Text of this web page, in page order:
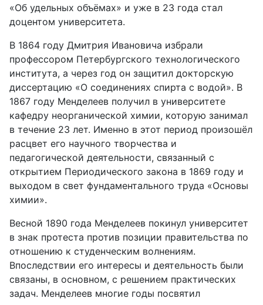
«Об удельных объёмах» и уже в 23 года стал
доцентом университета.
В 1864 году Дмитрия Ивановича избрали
профессором Петербургского технологического
института, а через год он защитил докторскую
диссертацию «О соединениях спирта с водой». В
1867 году Менделеев получил в университете
кафедру неорганической химии, которую занимал
в течение 23 лет. Именно в этот период произошёл
расцвет его научного творчества и
педагогической деятельности, связанный с
открытием Периодического закона в 1869 году и
выходом в свет фундаментального труда «Основы
химии».
Весной 1890 года Менделеев покинул университет
в знак протеста против позиции правительства по
отношению к студенческим волнениям.
Впоследствии его интересы и деятельность были
связаны, в основном, с решением практических
задач. Менделеев многие годы посвятил